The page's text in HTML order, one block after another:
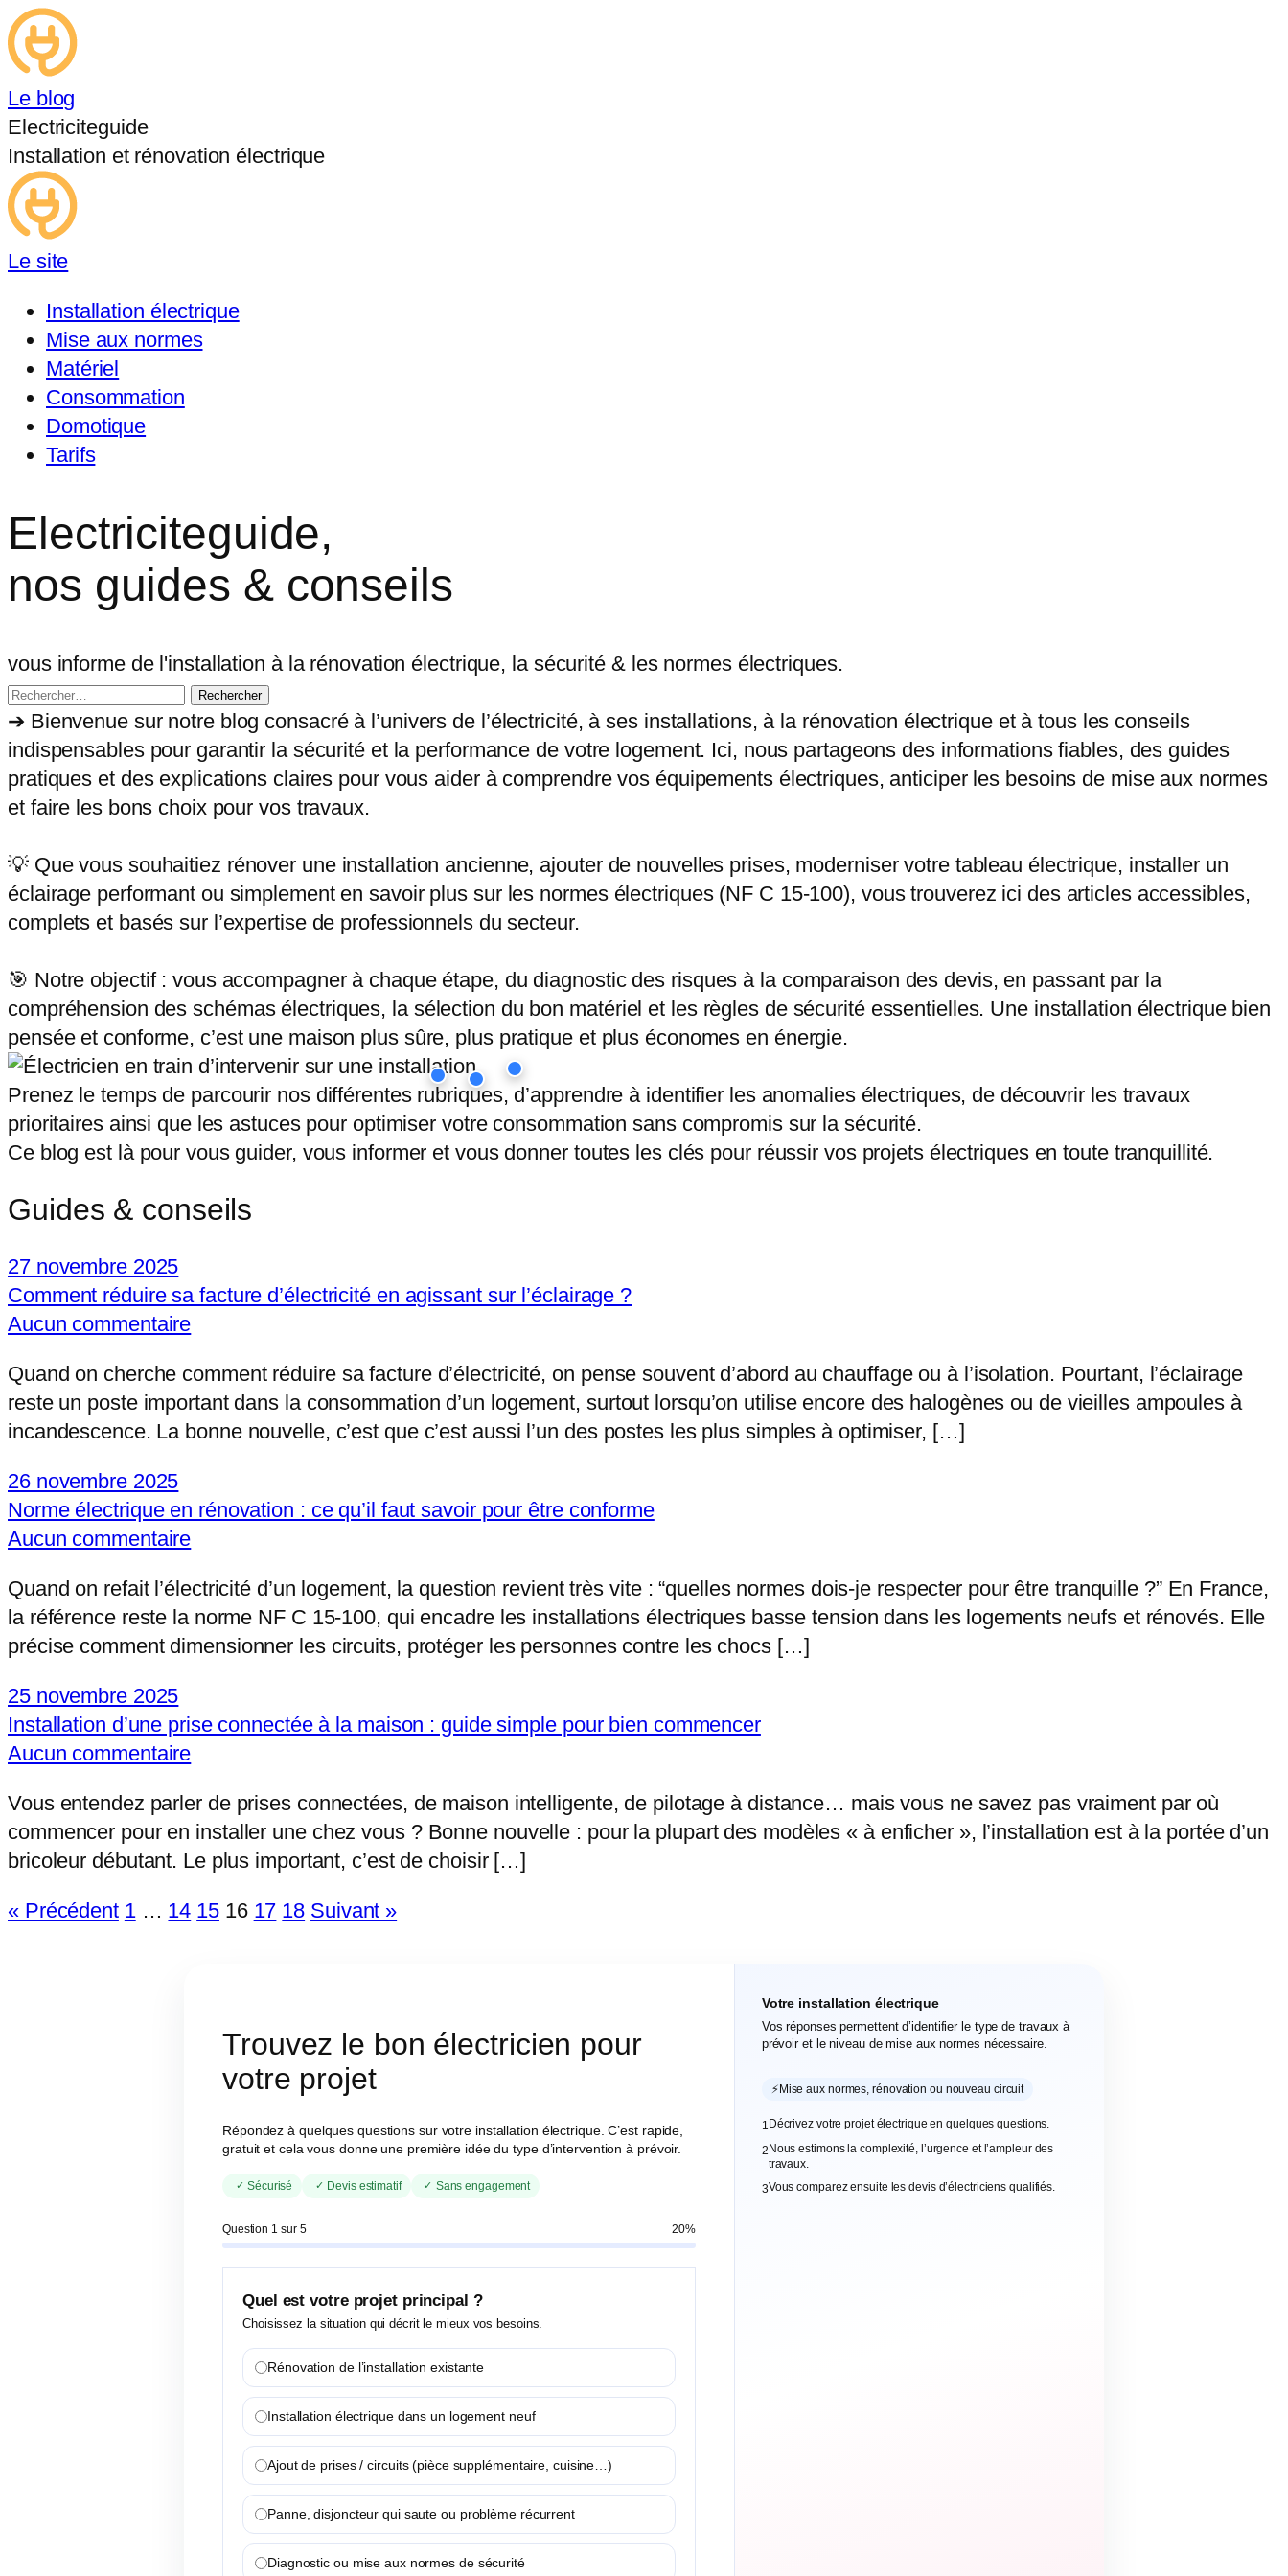
Le blog
Electriciteguide
Installation et rénovation électrique
Le site
Installation électrique
Mise aux normes
Matériel
Consommation
Domotique
Tarifs
Electriciteguide,
nos guides & conseils
vous informe de l'installation à la rénovation électrique, la sécurité & les normes électriques.
Rechercher :
➔ Bienvenue sur notre blog consacré à l’univers de l’électricité, à ses installations, à la rénovation électrique et à tous les conseils
indispensables pour garantir la sécurité et la performance de votre logement. Ici, nous partageons des informations fiables, des guides
pratiques et des explications claires pour vous aider à comprendre vos équipements électriques, anticiper les besoins de mise aux normes
et faire les bons choix pour vos travaux.
💡 Que vous souhaitiez rénover une installation ancienne, ajouter de nouvelles prises, moderniser votre tableau électrique, installer un
éclairage performant ou simplement en savoir plus sur les normes électriques (NF C 15-100), vous trouverez ici des articles accessibles,
complets et basés sur l’expertise de professionnels du secteur.
🎯 Notre objectif : vous accompagner à chaque étape, du diagnostic des risques à la comparaison des devis, en passant par la
compréhension des schémas électriques, la sélection du bon matériel et les règles de sécurité essentielles. Une installation électrique bien
pensée et conforme, c’est une maison plus sûre, plus pratique et plus économes en énergie.
Prenez le temps de parcourir nos différentes rubriques, d’apprendre à identifier les anomalies électriques, de découvrir les travaux
prioritaires ainsi que les astuces pour optimiser votre consommation sans compromis sur la sécurité.
Ce blog est là pour vous guider, vous informer et vous donner toutes les clés pour réussir vos projets électriques en toute tranquillité.
Guides & conseils
27 novembre 2025
Comment réduire sa facture d’électricité en agissant sur l’éclairage ?
Aucun commentaire
Quand on cherche comment réduire sa facture d’électricité, on pense souvent d’abord au chauffage ou à l’isolation. Pourtant, l’éclairage
reste un poste important dans la consommation d’un logement, surtout lorsqu’on utilise encore des halogènes ou de vieilles ampoules à
incandescence. La bonne nouvelle, c’est que c’est aussi l’un des postes les plus simples à optimiser, […]
26 novembre 2025
Norme électrique en rénovation : ce qu’il faut savoir pour être conforme
Aucun commentaire
Quand on refait l’électricité d’un logement, la question revient très vite : “quelles normes dois-je respecter pour être tranquille ?” En France,
la référence reste la norme NF C 15-100, qui encadre les installations électriques basse tension dans les logements neufs et rénovés. Elle
précise comment dimensionner les circuits, protéger les personnes contre les chocs […]
25 novembre 2025
Installation d’une prise connectée à la maison : guide simple pour bien commencer
Aucun commentaire
Vous entendez parler de prises connectées, de maison intelligente, de pilotage à distance… mais vous ne savez pas vraiment par où
commencer pour en installer une chez vous ? Bonne nouvelle : pour la plupart des modèles « à enficher », l’installation est à la portée d’un
bricoleur débutant. Le plus important, c’est de choisir […]
« Précédent 1 … 14 15 16 17 18 Suivant »
Trouvez le bon électricien pour
votre projet
Répondez à quelques questions sur votre installation électrique. C’est rapide,
gratuit et cela vous donne une première idée du type d’intervention à prévoir.
✓ Sécurisé ✓ Devis estimatif ✓ Sans engagement
Question 1 sur 5 20%
Quel est votre projet principal ?
Choisissez la situation qui décrit le mieux vos besoins.
Rénovation de l’installation existante
Installation électrique dans un logement neuf
Ajout de prises / circuits (pièce supplémentaire, cuisine…)
Panne, disjoncteur qui saute ou problème récurrent
Diagnostic ou mise aux normes de sécurité
Votre installation électrique
Vos réponses permettent d’identifier le type de travaux à
prévoir et le niveau de mise aux normes nécessaire.
⚡Mise aux normes, rénovation ou nouveau circuit
1 Décrivez votre projet électrique en quelques questions.
2Nous estimons la complexité, l’urgence et l’ampleur des
travaux.
3Vous comparez ensuite les devis d’électriciens qualifiés.